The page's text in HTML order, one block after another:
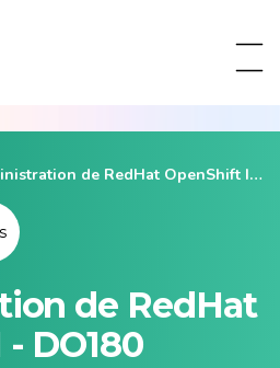
de RedHat OpenShift I -
de RedHat
DO180